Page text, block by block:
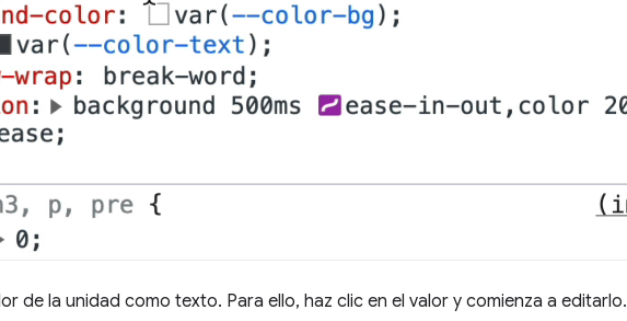
de la unidad como texto. Para ello, haz clic en el valor y comienza a editarlo.